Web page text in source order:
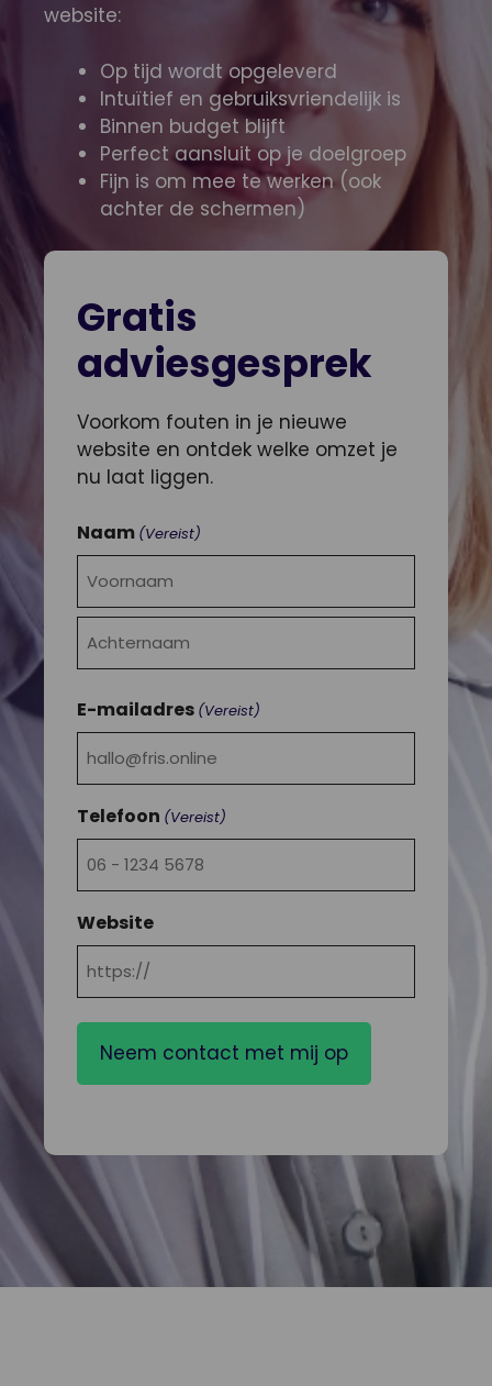
website:
Op tijd wordt opgeleverd
Intuïtief en gebruiksvriendelijk is
Binnen budget blijft
Perfect aansluit op je doelgroep
Fijn is om mee te werken (ook
achter de schermen)
Gratis
adviesgesprek
Voorkom fouten in je nieuwe
website en ontdek welke omzet je
nu laat liggen.
Naam (Vereist)
Voornaam
E-mailadres (Vereist)
Telefoon (Vereist)
Website